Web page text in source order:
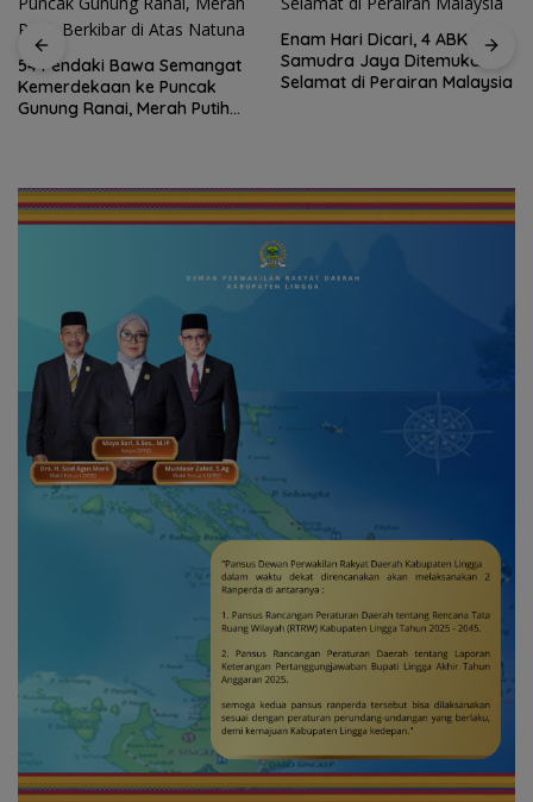
54 Pendaki Bawa Semangat
Kemerdekaan ke Puncak
Gunung Ranai, Merah Putih
Enam Hari Dicari, 4 ABK KM
Samudra Jaya Ditemukan
Selamat di Perairan Malaysia